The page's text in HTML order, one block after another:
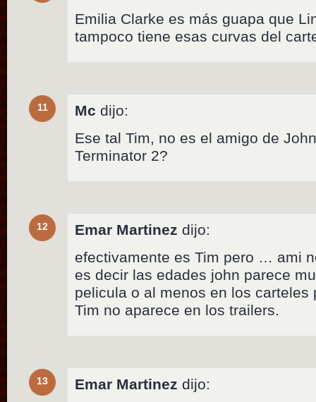
Emilia Clarke es más guapa que
tampoco tiene esas curvas del
11 Mc dijo:
Ese tal Tim, no es el amigo de
Terminator 2?
12 Emar Martinez dijo:
efectivamente es Tim pero … ami
es decir las edades john parece
pelicula o al menos en los carteles
Tim no aparece en los trailers.
13 Emar Martinez dijo: